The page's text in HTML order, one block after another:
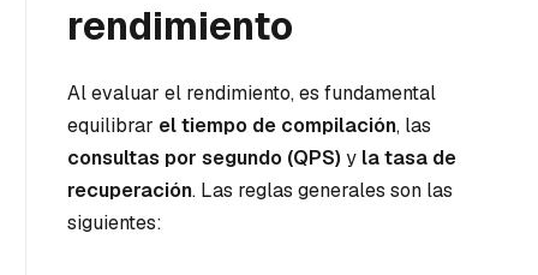
rendimiento
Al evaluar el rendimiento, es fundamental
equilibrar el tiempo de compilación, las
consultas por segundo (QPS) y la tasa de
recuperación. Las reglas generales son las
siguientes: